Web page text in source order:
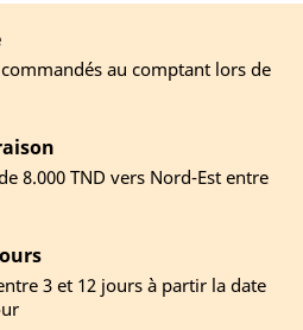
au comptant lors de
8.000 TND vers Nord-Est entre
3 et 12 jours à partir la date